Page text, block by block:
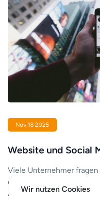
Nov 18 2025
Website und Social
Viele Unternehmer
einer Zeit, in der soziale
Aufmerksamkeit
Wir nutzen Cookies